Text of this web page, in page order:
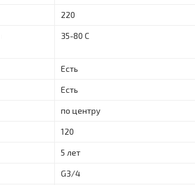
220
35-80 С
Есть
Есть
по центру
120
5 лет
G3/4